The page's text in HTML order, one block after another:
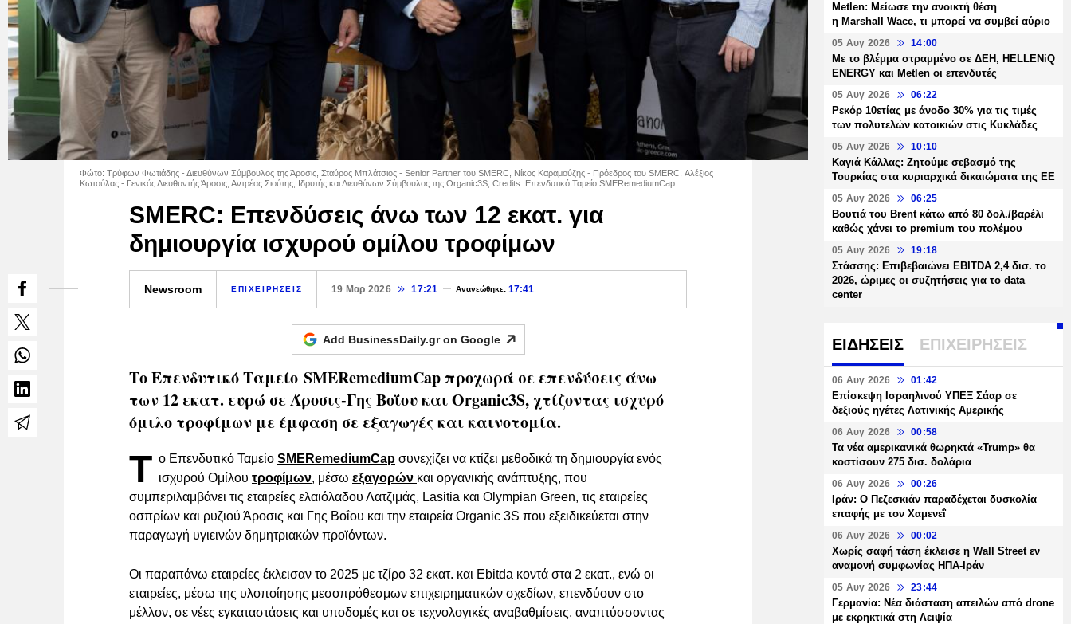
Φώτο: Τρύφων Φωτιάδης - Διευθύνων Σύμβουλος της Άροσις, Σταύρος Μπλάτσιος - Senior Partner του SMERC, Νίκος Καραμούζης - Πρόεδρος του SMERC, Αλέξιος
Κωτούλας - Γενικός Διευθυντής Άροσις, Αντρέας Σιούτης, Ιδρυτής και Διευθύνων Σύμβουλος της Organic3S, Credits: Επενδυτικό Ταμείο SMERemediumCap
SMERC: Επενδύσεις άνω των 12 εκατ. για
δημιουργία ισχυρού ομίλου τροφίμων
Newsroom ΕΠΙΧΕΙΡΗΣΕΙΣ 19 Μαρ 2026 17:21 Ανανεώθηκε:17:41
Add BusinessDaily.gr on Google
Το Επενδυτικό Ταμείο SMERemediumCap προχωρά σε επενδύσεις άνω
των 12 εκατ. ευρώ σε Άροσις-Γης Βοΐου και Organic3S, χτίζοντας ισχυρό
όμιλο τροφίμων με έμφαση σε εξαγωγές και καινοτομία.
Τ ο Επενδυτικό Ταμείο SMERemediumCap συνεχίζει να κτίζει μεθοδικά τη δημιουργία ενός
ισχυρού Ομίλου τροφίμων, μέσω εξαγορών και οργανικής ανάπτυξης, που
συμπεριλαμβάνει τις εταιρείες ελαιόλαδου Λατζιμάς, Lasitia και Olympian Green, τις εταιρείες
οσπρίων και ρυζιού Άροσις και Γης Βοΐου και την εταιρεία Organic 3S που εξειδικεύεται στην
παραγωγή υγιεινών δημητριακών προϊόντων.
Οι παραπάνω εταιρείες έκλεισαν το 2025 με τζίρο 32 εκατ. και Ebitda κοντά στα 2 εκατ., ενώ οι
εταιρείες, μέσω της υλοποίησης μεσοπρόθεσμων επιχειρηματικών σχεδίων, επενδύουν στο
μέλλον, σε νέες εγκαταστάσεις και υποδομές και σε τεχνολογικές αναβαθμίσεις, αναπτύσσοντας
Metlen: Μείωσε την ανοικτή θέση
η Marshall Wace, τι μπορεί να συμβεί αύριο
05 Αυγ 2026 14:00
Με το βλέμμα στραμμένο σε ΔΕΗ, HELLENiQ
ENERGY και Metlen οι επενδυτές
05 Αυγ 2026 06:22
Ρεκόρ 10ετίας με άνοδο 30% για τις τιμές
των πολυτελών κατοικιών στις Κυκλάδες
05 Αυγ 2026 10:10
Καγιά Κάλλας: Ζητούμε σεβασμό της
Τουρκίας στα κυριαρχικά δικαιώματα της ΕΕ
05 Αυγ 2026 06:25
Βουτιά του Brent κάτω από 80 δολ./βαρέλι
καθώς χάνει το premium του πολέμου
05 Αυγ 2026 19:18
Στάσσης: Επιβεβαιώνει EBITDA 2,4 δισ. το
2026, ώριμες οι συζητήσεις για το data
center
ΕΙΔΗΣΕΙΣ ΕΠΙΧΕΙΡΗΣΕΙΣ
06 Αυγ 2026 01:42
Επίσκεψη Ισραηλινού ΥΠΕΞ Σάαρ σε
δεξιούς ηγέτες Λατινικής Αμερικής
06 Αυγ 2026 00:58
Τα νέα αμερικανικά θωρηκτά «Trump» θα
κοστίσουν 275 δισ. δολάρια
06 Αυγ 2026 00:26
Ιράν: Ο Πεζεσκιάν παραδέχεται δυσκολία
επαφής με τον Χαμενεΐ
06 Αυγ 2026 00:02
Χωρίς σαφή τάση έκλεισε η Wall Street εν
αναμονή συμφωνίας ΗΠΑ-Ιράν
05 Αυγ 2026 23:44
Γερμανία: Νέα διάσταση απειλών από drone
με εκρηκτικά στη Λειψία